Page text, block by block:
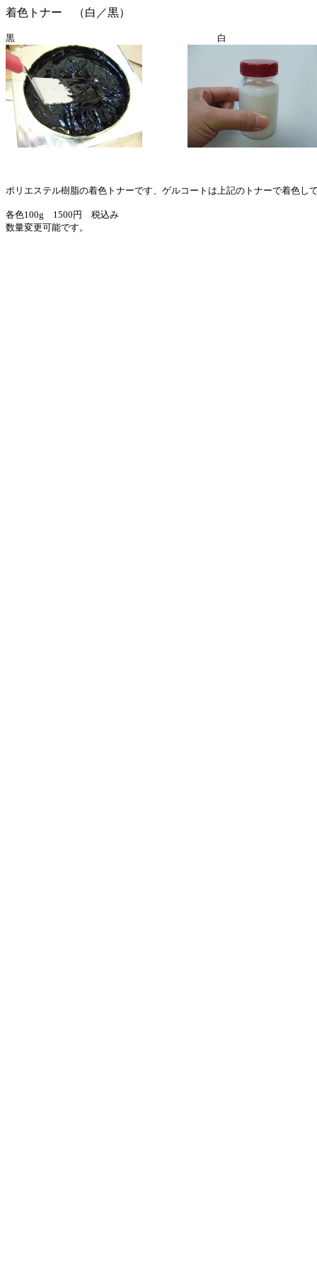
着色トナー （白／黒）
黒 白 黒/白 ２色を混ぜる
ポリエステル樹脂の着色トナーです、ゲルコートは上記のトナーで着色し
各色100g 1500円 税込み
数量変更可能です。